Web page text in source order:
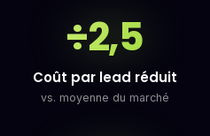
÷2,5
Coût par lead réduit
vs. moyenne du marché